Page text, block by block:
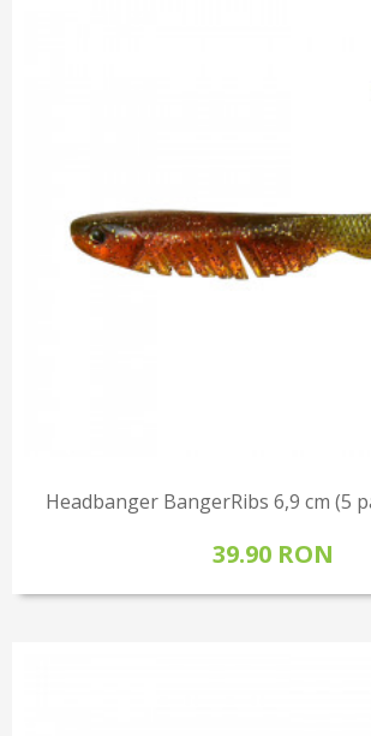
Headbanger BangerRibs 6,9 cm (5
39.90 RON